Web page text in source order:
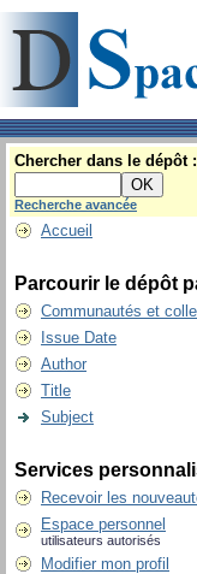
Chercher dans le dépôt :
Recherche avancée
Accueil
Parcourir le dépôt
Communautés et
Issue Date
Author
Title
Subject
Services
Recevoir les
Espace personnel
utilisateurs autorisés
Modifier mon profil